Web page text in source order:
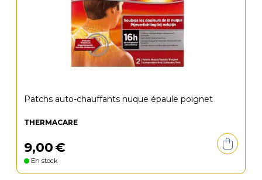
Patchs auto-chauffants nuque épaule poignet
THERMACARE
9,00€
En stock